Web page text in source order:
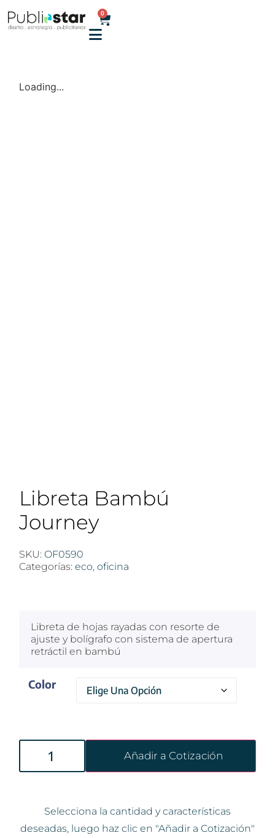
0
Loading...
Libreta Bambú
Journey
SKU: OF0590
Categorías: eco, oficina
Libreta de hojas rayadas con resorte de
ajuste y bolígrafo con sistema de apertura
retráctil en bambú
Color
Añadir a Cotización
Selecciona la cantidad y características
deseadas, luego haz clic en "Añadir a Cotización"